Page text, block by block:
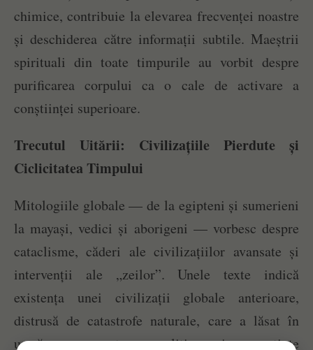
chimice, contribuie la elevarea frecvenței noastre
și deschiderea către informații subtile. Maeștrii
spirituali din toate timpurile au vorbit despre
purificarea corpului ca o cale de activare a
conștiinței superioare.
Trecutul Uitării: Civilizațiile Pierdute și
Ciclicitatea Timpului
Mitologiile globale — de la egipteni și sumerieni
la mayași, vedici și aborigeni — vorbesc despre
cataclisme, căderi ale civilizațiilor avansate și
intervenții ale „zeilor”. Unele texte indică
existența unei civilizații globale anterioare,
distrusă de catastrofe naturale, care a lăsat în
urmă monumente megalitice și cunoștințe